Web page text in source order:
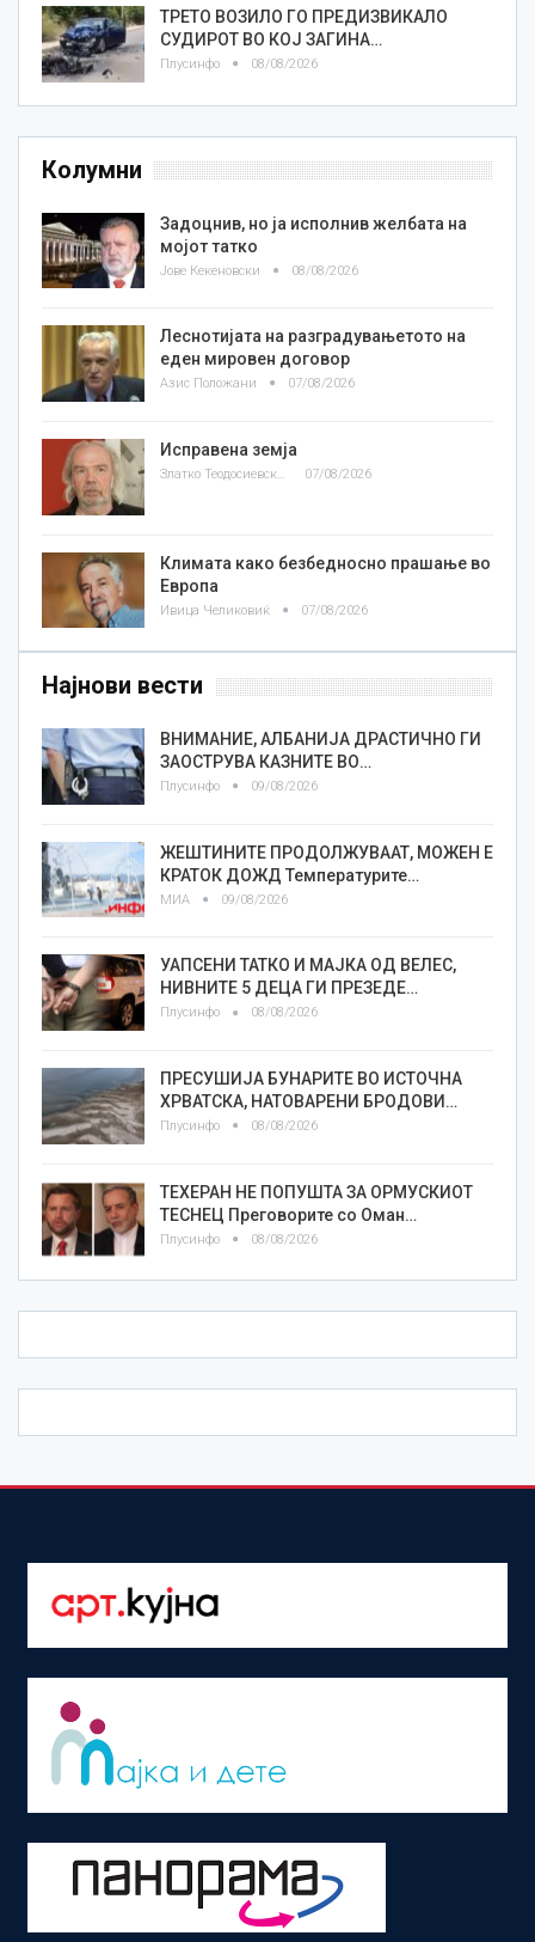
ТРЕТО ВОЗИЛО ГО ПРЕДИЗВИКАЛО
СУДИРОТ ВО КОЈ ЗАГИНА…
Плусинфо 08/08/2026
Колумни
Задоцнив, но ја исполнив желбата на
мојот татко
Јове Кекеновски 08/08/2026
Леснотијата на разградувањетото на
еден мировен договор
Азис Положани 07/08/2026
Исправена земја
Златко Теодосиевски 07/08/2026
Климата како безбедносно прашање во
Европа
Ивица Челиковиќ 07/08/2026
Најнови вести
ВНИМАНИЕ, АЛБАНИЈА ДРАСТИЧНО ГИ
ЗАОСТРУВА КАЗНИТЕ ВО…
Плусинфо 09/08/2026
ЖЕШТИНИТЕ ПРОДОЛЖУВААТ, МОЖЕН Е
КРАТОК ДОЖД Температурите…
МИА 09/08/2026
УАПСЕНИ ТАТКО И МАЈКА ОД ВЕЛЕС,
НИВНИТЕ 5 ДЕЦА ГИ ПРЕЗЕДЕ…
Плусинфо 08/08/2026
ПРЕСУШИЈА БУНАРИТЕ ВО ИСТОЧНА
ХРВАТСКА, НАТОВАРЕНИ БРОДОВИ…
Плусинфо 08/08/2026
ТЕХЕРАН НЕ ПОПУШТА ЗА ОРМУСКИОТ
ТЕСНЕЦ Преговорите со Оман…
Плусинфо 08/08/2026